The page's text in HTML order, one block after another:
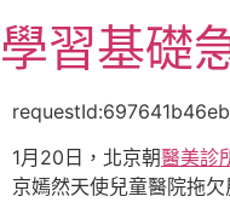
至
主
容
學習基礎
1月20日，北京朝醫美診
京嫣然天使兒童醫院拖